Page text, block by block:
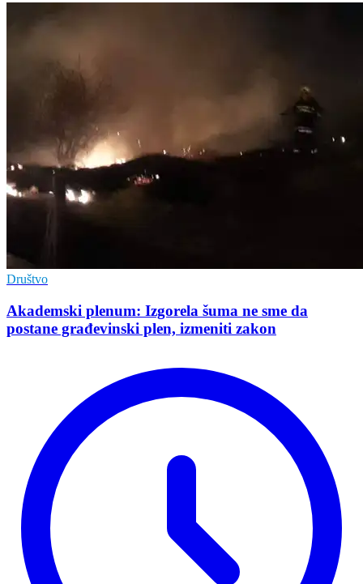
Društvo
Akademski plenum: Izgorela šuma ne sme da
postane građevinski plen, izmeniti zakon